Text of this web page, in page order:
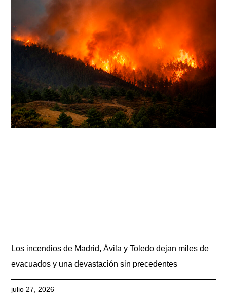
Los incendios de Madrid, Ávila y Toledo dejan miles de
evacuados y una devastación sin precedentes
julio 27, 2026